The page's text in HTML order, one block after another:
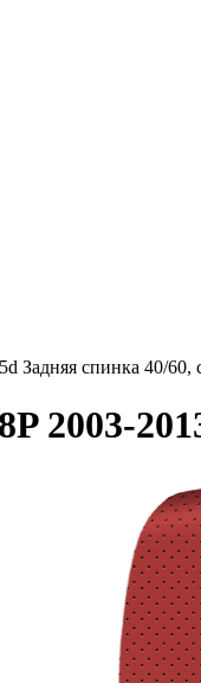
Задняя спинка 40/
2003-